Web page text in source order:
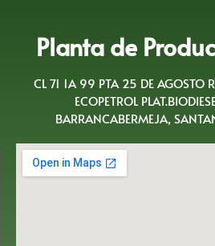
Planta de
CL 71 1A 99 PTA 25 DE AGOSTO
ECOPETROL
BARRANCABERMEJA,